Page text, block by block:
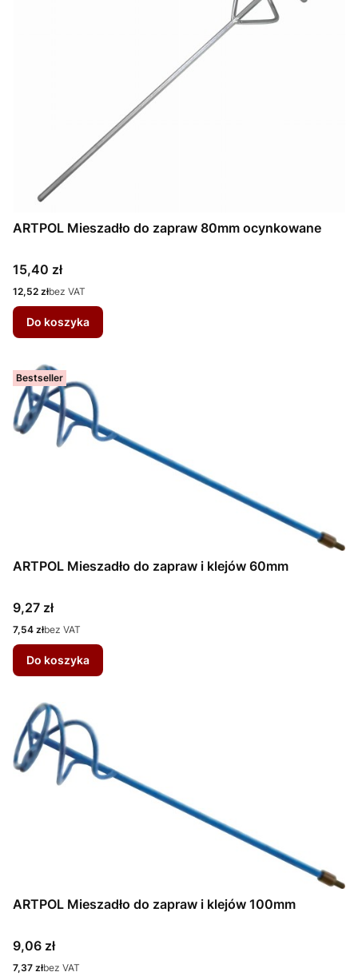
ARTPOL Mieszadło do zapraw 80mm ocynkowane
Cena
15,40 zł
Cena
12,52 złbez VAT
Do koszyka
Bestseller
ARTPOL Mieszadło do zapraw i klejów 60mm
Cena
9,27 zł
Cena
7,54 złbez VAT
Do koszyka
ARTPOL Mieszadło do zapraw i klejów 100mm
Cena
9,06 zł
Cena
7,37 złbez VAT